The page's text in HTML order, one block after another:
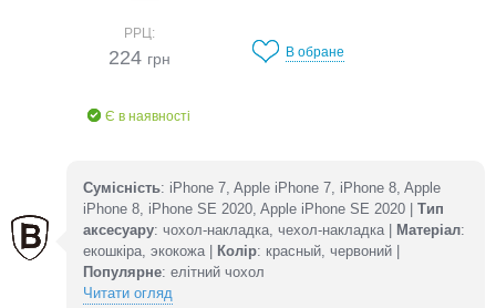
РРЦ:
224 грн
Є в наявності
В обране
Сумісність: iPhone 7, Apple iPhone 7, iPhone 8, Apple
iPhone 8, iPhone SE 2020, Apple iPhone SE 2020 | Тип
аксесуару: чохол-накладка, чехол-накладка | Матеріал:
екошкіра, экокожа |
Колір: красный, червоний |
Популярне: елітний чохол
Читати огляд